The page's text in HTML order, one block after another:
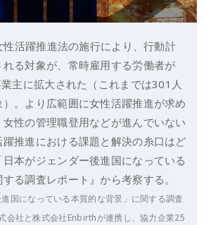
活躍推進法の施行により、行動計
る対象が、常時雇用する労働者が
業主に拡大された（これまでは301人
。より広範囲に女性活躍推進が求め
性の管理職登用などが進んでいない
推進における課題と解決の糸口はど
本がジェンダー後進国になっている
る調査レポート』から考察する。
国になっている本質的な背景」に関する調査
会社と株式会社Enbirthが連携し、協力企業25